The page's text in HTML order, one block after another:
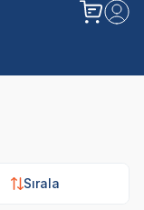
Sırala